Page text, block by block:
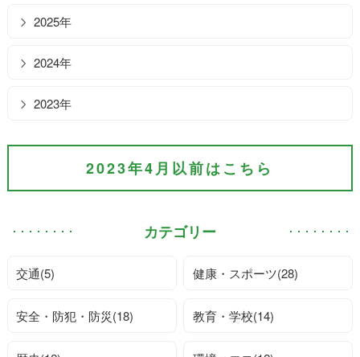
2025年
2024年
2023年
2023年4月以前はこちら
カテゴリー
交通(5) 健康・スポーツ(28)
安全・防犯・防災(18) 教育・学校(14)